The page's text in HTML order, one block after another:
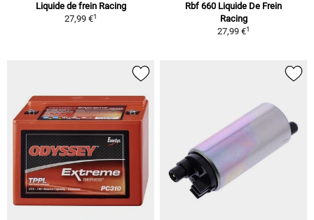
Liquide de frein Racing
27,99 €1
Rbf 660 Liquide De Frein
Racing
27,99 €1